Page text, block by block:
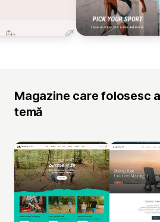
Magazine care folosesc
temă